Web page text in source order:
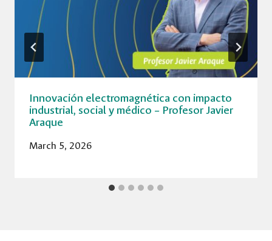
Innovación electromagnética con impacto
industrial, social y médico – Profesor Javier
Araque
March 5, 2026